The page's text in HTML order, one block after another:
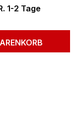
1-2 Tage